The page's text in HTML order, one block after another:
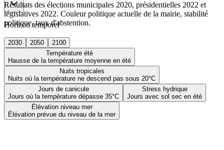
Horizon temporel
2030 2050
2100
Température été
Hausse de la température moyenne en été
Nuits tropicales
Nuits où la température ne descend pas sous 20°C
Jours de canicule
Jours où la température dépasse 35°C
Stress hydrique
Jours avec sol sec en été
Élévation niveau mer
Élévation prévue du niveau de la mer
Résultats des élections municipales 2020, présidentielles 2022 et
législatives 2022. Couleur politique actuelle de la mairie, stabilité
politique, taux d'abstention.